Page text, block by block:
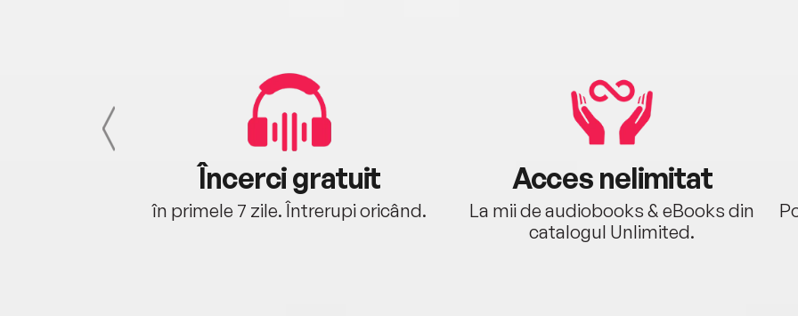
Încerci gratuit
în primele 7 zile. Întrerupi oricând.
Acces nelimitat
La mii de audiobooks & eBooks din
catalogul Unlimited.